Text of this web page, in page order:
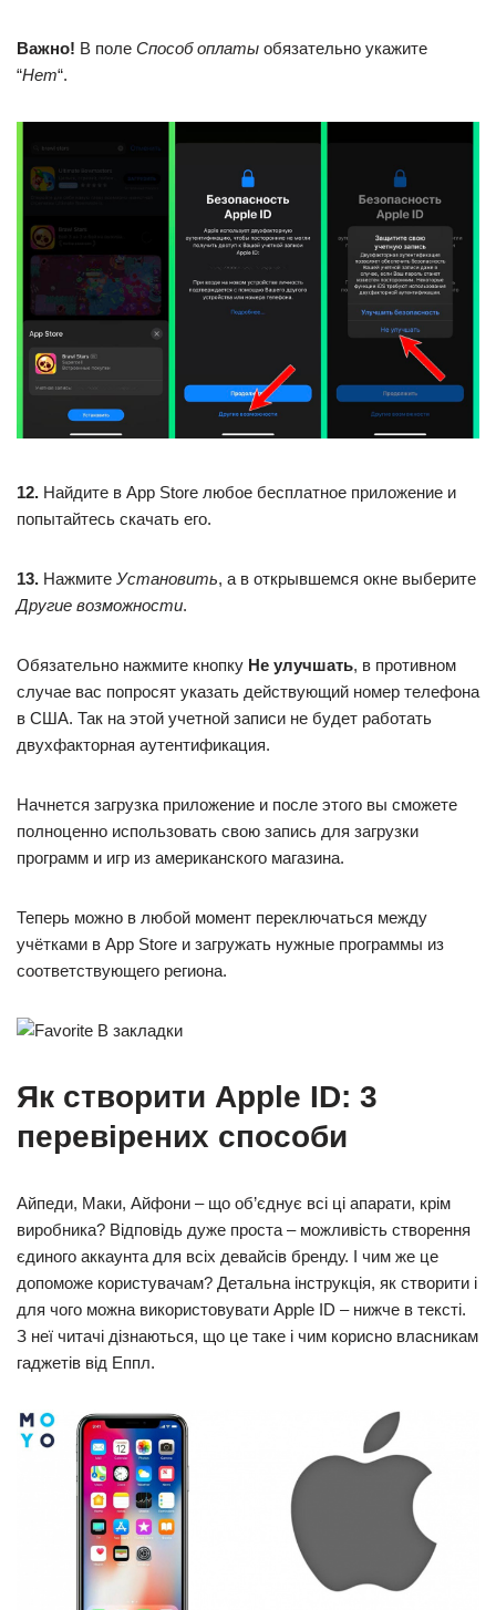
Важно! В поле Способ оплаты обязательно укажите
“Нет“.
12. Найдите в App Store любое бесплатное приложение и
попытайтесь скачать его.
13. Нажмите Установить, а в открывшемся окне выберите
Другие возможности.
Обязательно нажмите кнопку Не улучшать, в противном
случае вас попросят указать действующий номер телефона
в США. Так на этой учетной записи не будет работать
двухфакторная аутентификация.
Начнется загрузка приложение и после этого вы сможете
полноценно использовать свою запись для загрузки
программ и игр из американского магазина.
Теперь можно в любой момент переключаться между
учётками в App Store и загружать нужные программы из
соответствующего региона.
В закладки
Як створити Apple ID: 3
перевірених способи
Айпеди, Маки, Айфони – що об’єднує всі ці апарати, крім
виробника? Відповідь дуже проста – можливість створення
єдиного аккаунта для всіх девайсів бренду. І чим же це
допоможе користувачам? Детальна інструкція, як створити і
для чого можна використовувати Apple ID – нижче в тексті.
З неї читачі дізнаються, що це таке і чим корисно власникам
гаджетів від Еппл.